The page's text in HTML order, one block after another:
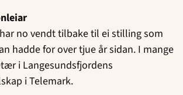
no vendt tilbake til ei stilling som
hadde for over tjue år sidan. I mange
i Langesundsfjordens
i Telemark.